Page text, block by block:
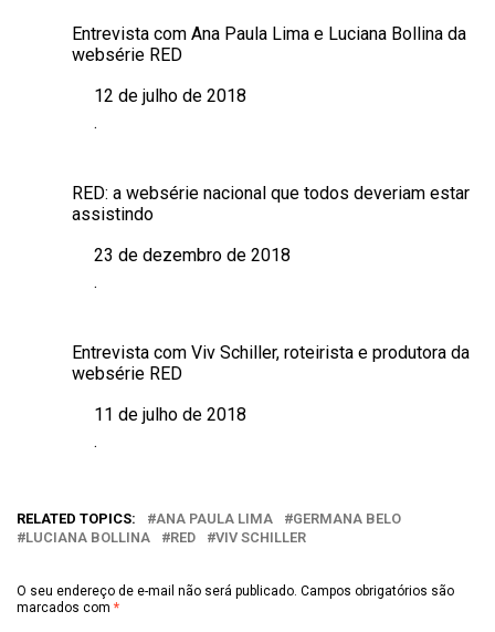
Entrevista com Ana Paula Lima e Luciana Bollina da
websérie RED
Data12 de julho de 2018
Em relação a
.
RED: a websérie nacional que todos deveriam estar
assistindo
Data
23 de dezembro de 2018
Em relação a
.
Entrevista com Viv Schiller, roteirista e produtora da
websérie RED
Data11 de julho de 2018
Em relação a
.
RELATED TOPICS: ANA PAULA LIMA
GERMANA BELO
LUCIANA BOLLINA
RED VIV SCHILLER
O seu endereço de e-mail não será publicado. Campos obrigatórios são
marcados com *